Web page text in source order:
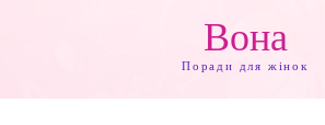
Вона
Поради для жінок